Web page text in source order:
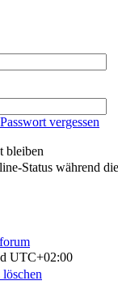
vergessen
bleiben
Status während
UTC+02:00